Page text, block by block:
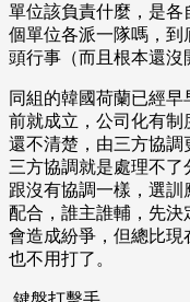
單位該負責什麼，是
個單位各派一隊嗎，
頭行事（而且根本還沒
同組的韓國荷蘭已經
前就成立，公司化有
還不清楚，由三方協
三方協調就是處理不
跟沒有協調一樣，選
配合，誰主誰輔，先
會造成紛爭，但總比
也不用打了。